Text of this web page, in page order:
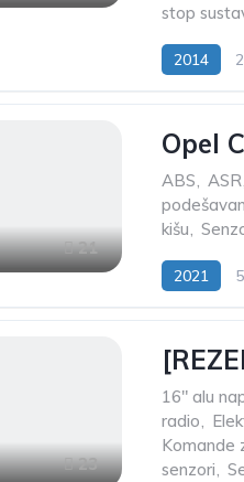
stop
2014
21
Opel
ABS, ASR,
kišu,
2021
23
16" alu
radio,
Komande
senzori,